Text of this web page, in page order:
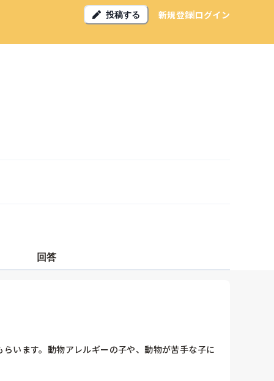
投稿する 新規登録ログイン
回答
います。動物アレルギーの子や、動物が苦手な子に